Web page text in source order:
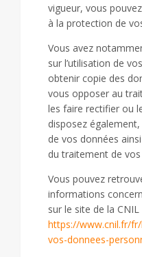
vigueur, vous
à la protection de
Vous avez
sur l’utilisation de
obtenir copie des
vous opposer au
les faire rectifier ou
disposez
de vos données
du traitement de
Vous pouvez
informations
sur le site de la CNIL
https://www.cnil.fr/
vos-donnees-